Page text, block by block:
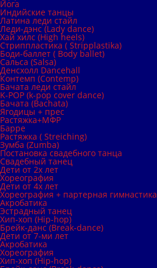
Йога
Индийские танцы
Латина леди стайл
Леди-дэнс (Lady dance)
Хай хилс (High heels)
Стриппластика ( Stripplastika)
Боди-баллет ( Body ballet)
Сальса (Salsa)
Денсхолл Dancehall
Контемп (Contemp)
Бачата леди стайл
K-POP (k-pop cover dance)
Бачата (Bachata)
Ягодицы + прес
Растяжка+МФР
Барре
Растяжка ( Streiching)
Зумба (Zumba)
Постановка свадебного танца
Свадебный танец
Дети от 2х лет
Хореография
Дети от 4х лет
Хореография + партерная гимнастика
Акробатика
Эстрадный танец
Хип-хоп (Hip-hop)
Брейк-данс (Break-dance)
Дети от 7-ми лет
Акробатика
Хореография
Хип-хоп (Hip-hop)